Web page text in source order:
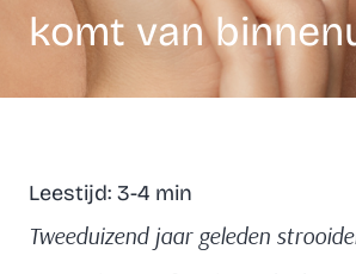
komt van
Leestijd: 3-4 min
Tweeduizend jaar geleden